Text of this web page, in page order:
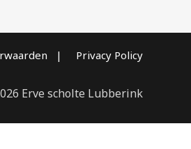
| Privacy Policy
Erve scholte Lubberink